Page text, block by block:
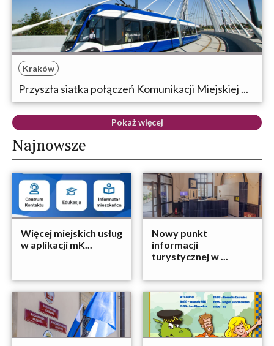
Kraków
Przyszła siatka połączeń Komunikacji Miejskiej ...
Pokaż więcej
Najnowsze
Więcej miejskich usług
w aplikacji mK...
Nowy punkt
informacji
turystycznej w ...